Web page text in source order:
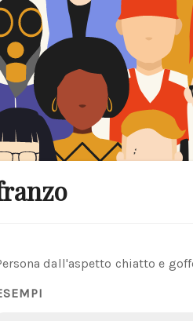
dall'aspetto chiatto e